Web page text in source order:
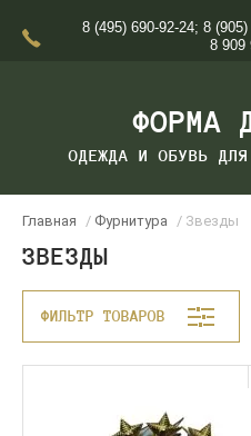
8 (495) 690-92-24; 8 (905)
8 909
ФОРМА
ОДЕЖДА И ОБУВЬ ДЛЯ
Главная / Фурнитура / Звезды
ЗВЕЗДЫ
ФИЛЬТР ТОВАРОВ